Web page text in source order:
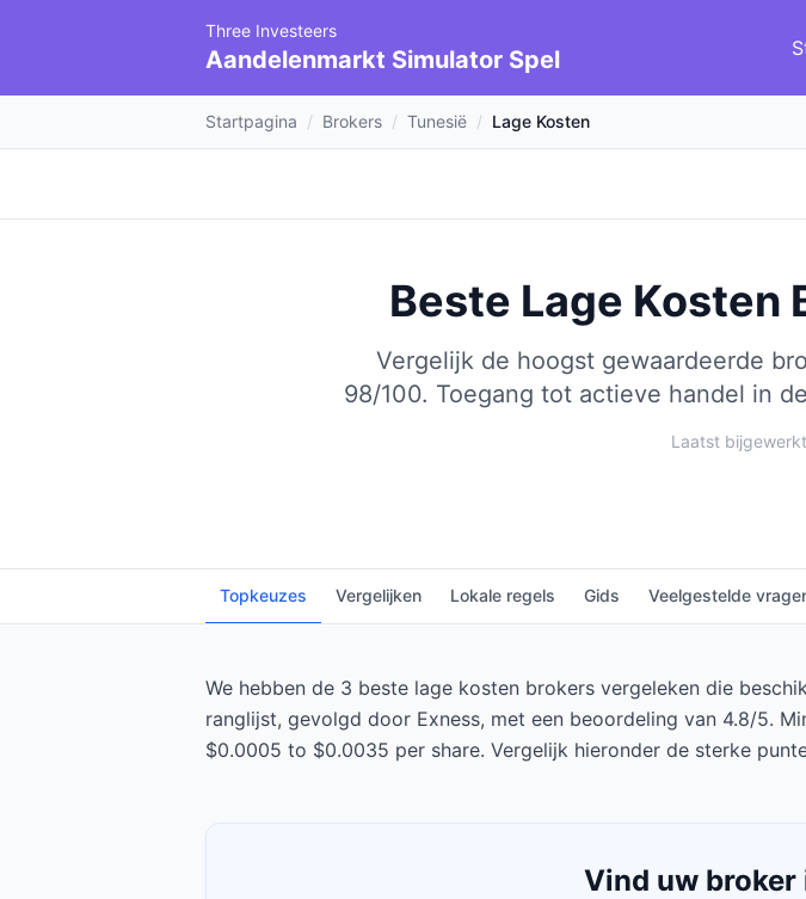
Three Investeers
Aandelenmarkt Simulator Spel
Startpagina / Brokers / Tunesië / Lage Kosten
Beste Lage Kosten
Vergelijk de hoogst gewaardeerde
98/100. Toegang tot actieve handel in
Laatst
Topkeuzes Vergelijken Lokale regels Gids Veelgestelde
We hebben de 3 beste lage kosten brokers vergeleken die
ranglijst, gevolgd door Exness, met een beoordeling van 4.8/5.
$0.0005 to $0.0035 per share. Vergelijk hieronder de sterke
Vind uw